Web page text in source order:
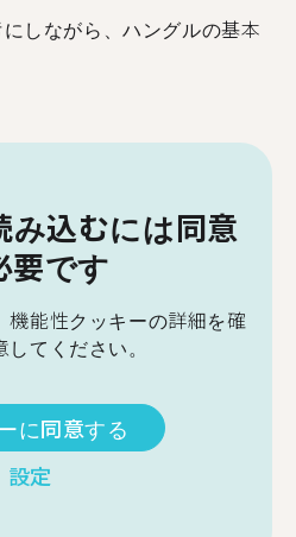
しながら、ハングルの基本
み込むには同意
要です
機能性クッキーの詳細を確
てください。
に同意する
設定